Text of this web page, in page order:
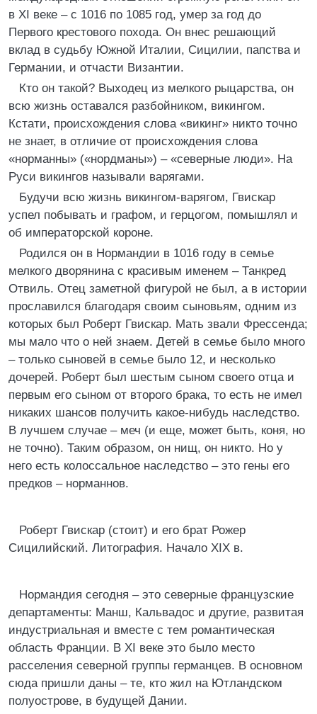
в XI веке – с 1016 по 1085 год, умер за год до
Первого крестового похода. Он внес решающий
вклад в судьбу Южной Италии, Сицилии, папства и
Германии, и отчасти Византии.
Кто он такой? Выходец из мелкого рыцарства, он
всю жизнь оставался разбойником, викингом.
Кстати, происхождения слова «викинг» никто точно
не знает, в отличие от происхождения слова
«норманны» («нордманы») – «северные люди». На
Руси викингов называли варягами.
Будучи всю жизнь викингом-варягом, Гвискар
успел побывать и графом, и герцогом, помышлял и
об императорской короне.
Родился он в Нормандии в 1016 году в семье
мелкого дворянина с красивым именем – Танкред
Отвиль. Отец заметной фигурой не был, а в истории
прославился благодаря своим сыновьям, одним из
которых был Роберт Гвискар. Мать звали Фрессенда;
мы мало что о ней знаем. Детей в семье было много
– только сыновей в семье было 12, и несколько
дочерей. Роберт был шестым сыном своего отца и
первым его сыном от второго брака, то есть не имел
никаких шансов получить какое-нибудь наследство.
В лучшем случае – меч (и еще, может быть, коня, но
не точно). Таким образом, он нищ, он никто. Но у
него есть колоссальное наследство – это гены его
предков – норманнов.
Роберт Гвискар (стоит) и его брат Рожер
Сицилийский. Литография. Начало XIX в.
Нормандия сегодня – это северные французские
департаменты: Манш, Кальвадос и другие, развитая
индустриальная и вместе с тем романтическая
область Франции. В XI веке это было место
расселения северной группы германцев. В основном
сюда пришли даны – те, кто жил на Ютландском
полуострове, в будущей Дании.